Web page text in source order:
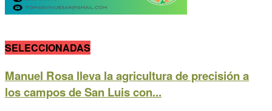
SELECCIONADAS
Manuel Rosa lleva la agricultura de precisión a
los campos de San Luis con...